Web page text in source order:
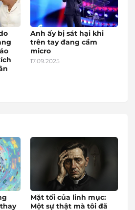
Anh ấy bị sát hại khi
trên tay đang cầm
micro
17.09.2025
Mặt tối của linh mục:
Một sự thật mà tôi đã